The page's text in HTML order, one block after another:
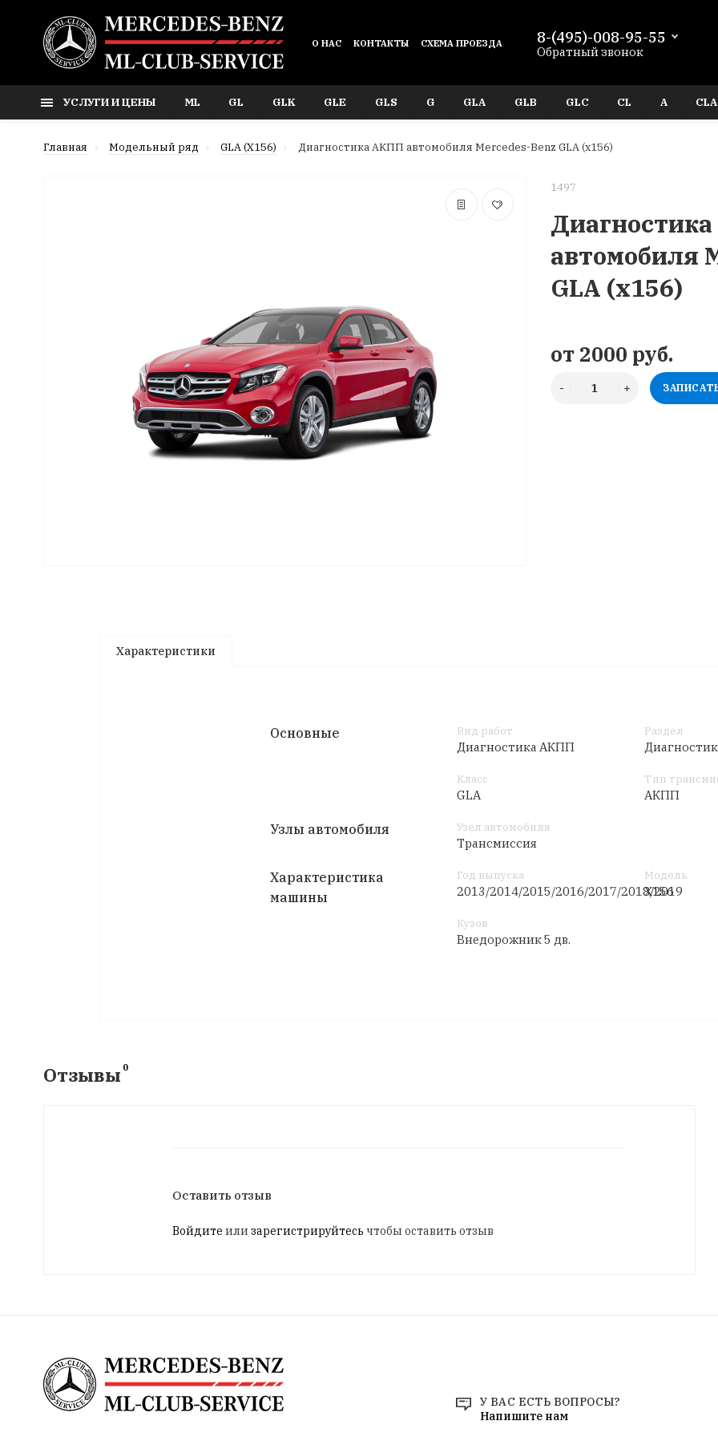
О НАС КОНТАКТЫ СХЕМА ПРОЕЗДА 8-(495)-008-95-55
Обратный звонок
УСЛУГИ И ЦЕНЫ ML GL GLK GLE GLS G GLA GLB GLC CL A CLA
Главная Модельный ряд GLA (X156) Диагностика АКПП автомобиля Mercedes-Benz GLA (x156)
1497
автомобиля
GLA (x156)
от 2000 руб.
Характеристики
Основные Вид работ
Диагностика АКПП
Класс
GLA
Раздел
Тип
АКПП
Узлы автомобиля Узел автомобиля
Трансмиссия
Характеристика
машины
Год выпуска
2013/2014/2015/2016/2017/2018/2019
Кузов
Внедорожник 5 дв.
Модель
X156
Отзывы 0
Оставить отзыв
Войдите или зарегистрируйтесь чтобы оставить отзыв
У ВАС ЕСТЬ ВОПРОСЫ?
Напишите нам